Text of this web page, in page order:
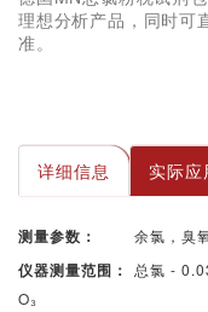
理想分析产品，同时可
准。
详细信息 实际应
测量参数： 余氯，臭
仪器测量范围：
总氯 -
O₃